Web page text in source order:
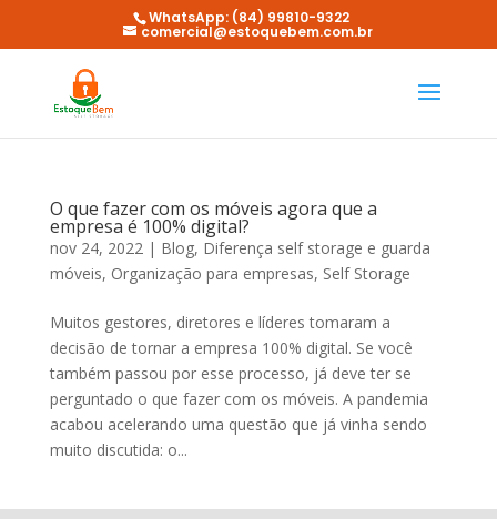
WhatsApp: (84) 99810-9322
comercial@estoquebem.com.br
O que fazer com os móveis agora que a
empresa é 100% digital?
nov 24, 2022| Blog, Diferença self storage e guarda
móveis, Organização para empresas, Self Storage
Muitos gestores, diretores e líderes tomaram a
decisão de tornar a empresa 100% digital. Se você
também passou por esse processo, já deve ter se
perguntado o que fazer com os móveis. A pandemia
acabou acelerando uma questão que já vinha sendo
muito discutida: o...